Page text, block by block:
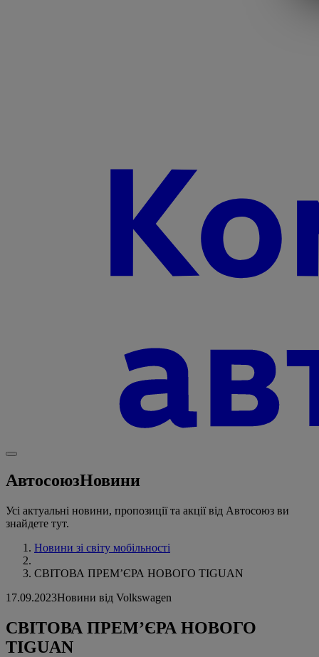
АвтосоюзНовини
Усі актуальні новини, пропозиції та акції від Автосоюз ви
знайдете тут.
Новини зі світу мобільності
СВІТОВА ПРЕМʼЄРА НОВОГО TIGUAN
17.09.2023Новини від Volkswagen
СВІТОВА ПРЕМʼЄРА НОВОГО
TIGUAN